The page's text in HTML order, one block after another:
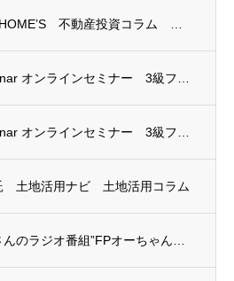
LIFULL HOME’S 不動産投資コラム 掲載のお知らせ
BizWebinar オンラインセミナー 3級ファイナンシャル・プランニング技能士試験...
BizWebinar オンラインセミナー 3級ファイナンシャル・プランニング技能士試験...
土地活用ナビ 土地活用コラム
大谷明さんのラジオ番組”FPオーちゃんの「マネーのとびら」”に、安田まゆみさんが出演し...